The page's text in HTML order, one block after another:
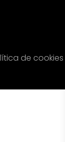
de cookies